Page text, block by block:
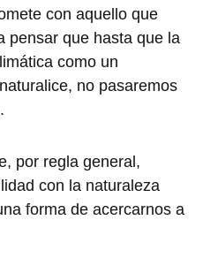
con aquello que
pensar que hasta que la
como un
no pasaremos
por regla general,
con la naturaleza
forma de acercarnos a